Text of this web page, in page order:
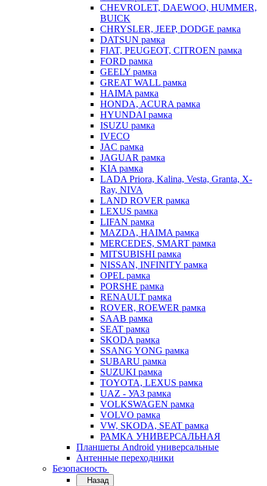
CHEVROLET, DAEWOO, HUMMER,
BUICK
CHRYSLER, JEEP, DODGE рамка
DATSUN рамка
FIAT, PEUGEOT, CITROEN рамка
FORD рамка
GEELY рамка
GREAT WALL рамка
HAIMA рамка
HONDA, ACURA рамка
HYUNDAI рамка
ISUZU рамка
IVECO
JAC рамка
JAGUAR рамка
KIA рамка
LADA Priora, Kalina, Vesta, Granta, X-
Ray, NIVA
LAND ROVER рамка
LEXUS рамка
LIFAN рамка
MAZDA, HAIMA рамка
MERCEDES, SMART рамка
MITSUBISHI рамка
NISSAN, INFINITY рамка
OPEL рамка
PORSHE рамка
RENAULT рамка
ROVER, ROEWER рамка
SAAB рамка
SEAT рамка
SKODA рамка
SSANG YONG рамка
SUBARU рамка
SUZUKI рамка
TOYOTA, LEXUS рамка
UAZ - УАЗ рамка
VOLKSWAGEN рамка
VOLVO рамка
VW, SKODA, SEAT рамка
РАМКА УНИВЕРСАЛЬНАЯ
Планшеты Android универсальные
Антенные переходники
Безопасность
Назад